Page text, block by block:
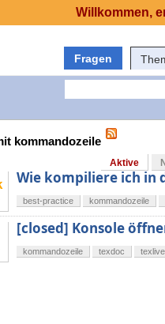
Fragen
kommandozeile
Aktive
Wie kompiliere ich in
best-practice kommandozeile
[closed] Konsole
kommandozeile texdoc texlive
Willkommen,